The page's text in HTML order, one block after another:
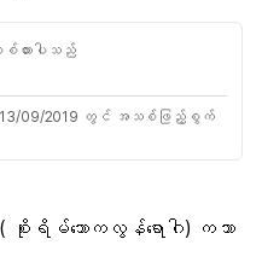
စ်ထားပါသည်
13/09/2019 တွင် အသစ်ဖြည့်စွက်
စိုးရိမ်သောကလွန်ရောဂါ) ကဘာ